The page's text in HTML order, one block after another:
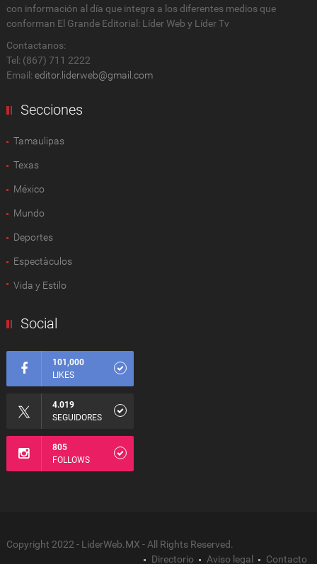
con información al día que integra a los diferentes medios que
conforman El Grande Editorial: Líder Web y Líder Tv
Contactanos:
Tel: (867) 711 2222
Email: editor.liderweb@gmail.com
Secciones
Tamaulipas
Texas
México
Mundo
Deportes
Espectàculos
Vida y Estilo
Social
101,000
LIKES
4.019
SEGUIDORES
805
FOLLOWS
Copyright 2022 - LiderWeb.MX - All Rights Reserved.
Directorio
Aviso legal Contacto